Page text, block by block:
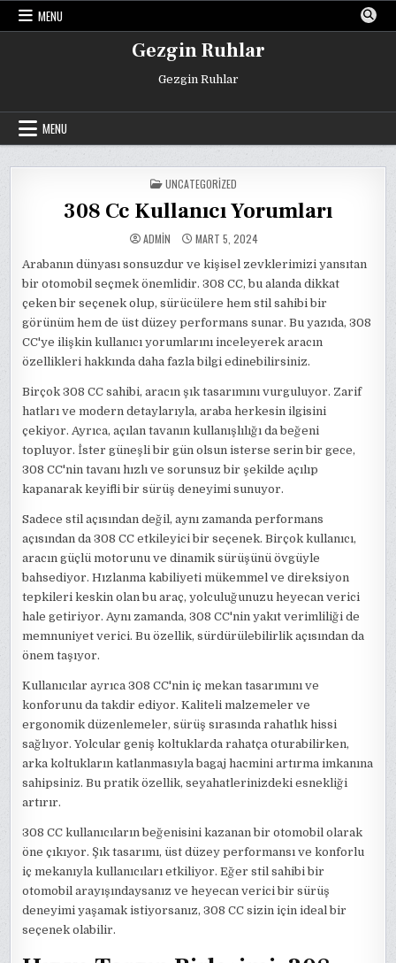
Skip
MENU
Gezgin Ruhlar
Gezgin Ruhlar
MENU
POSTED
IN
UNCATEGORIZED
308 Cc Kullanıcı Yorumları
ADMIN MART 5, 2024
Arabanın dünyası sonsuzdur ve kişisel zevklerimizi yansıtan
bir otomobil seçmek önemlidir. 308 CC, bu alanda dikkat
çeken bir seçenek olup, sürücülere hem stil sahibi bir
görünüm hem de üst düzey performans sunar. Bu yazıda, 308
CC'ye ilişkin kullanıcı yorumlarını inceleyerek aracın
özellikleri hakkında daha fazla bilgi edinebilirsiniz.
Birçok 308 CC sahibi, aracın şık tasarımını vurguluyor. Zarif
hatları ve modern detaylarıyla, araba herkesin ilgisini
çekiyor. Ayrıca, açılan tavanın kullanışlılığı da beğeni
topluyor. İster güneşli bir gün olsun isterse serin bir gece,
308 CC'nin tavanı hızlı ve sorunsuz bir şekilde açılıp
kapanarak keyifli bir sürüş deneyimi sunuyor.
Sadece stil açısından değil, aynı zamanda performans
açısından da 308 CC etkileyici bir seçenek. Birçok kullanıcı,
aracın güçlü motorunu ve dinamik sürüşünü övgüyle
bahsediyor. Hızlanma kabiliyeti mükemmel ve direksiyon
tepkileri keskin olan bu araç, yolculuğunuzu heyecan verici
hale getiriyor. Aynı zamanda, 308 CC'nin yakıt verimliliği de
memnuniyet verici. Bu özellik, sürdürülebilirlik açısından da
önem taşıyor.
Kullanıcılar ayrıca 308 CC'nin iç mekan tasarımını ve
konforunu da takdir ediyor. Kaliteli malzemeler ve
ergonomik düzenlemeler, sürüş sırasında rahatlık hissi
sağlıyor. Yolcular geniş koltuklarda rahatça oturabilirken,
arka koltukların katlanmasıyla bagaj hacmini artırma imkanına
sahipsiniz. Bu pratik özellik, seyahatlerinizdeki esnekliği
artırır.
308 CC kullanıcıların beğenisini kazanan bir otomobil olarak
öne çıkıyor. Şık tasarımı, üst düzey performansı ve konforlu
iç mekanıyla kullanıcıları etkiliyor. Eğer stil sahibi bir
otomobil arayışındaysanız ve heyecan verici bir sürüş
deneyimi yaşamak istiyorsanız, 308 CC sizin için ideal bir
seçenek olabilir.